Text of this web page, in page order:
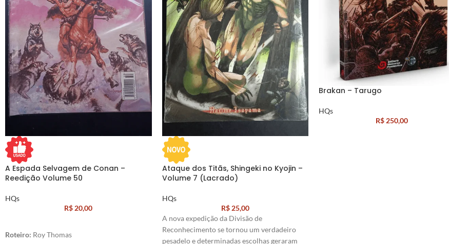
A Espada Selvagem de Conan –
Reedição Volume 50
HQs
R$ 20,00
Roteiro: Roy Thomas
Ataque dos Titãs, Shingeki no Kyojin –
Volume 7 (Lacrado)
HQs
R$25,00
A nova expedição da Divisão de
Reconhecimento se tornou um verdadeiro
pesadelo e determinadas escolhas geraram
Brakan – Tarugo
HQs
R$ 250,00